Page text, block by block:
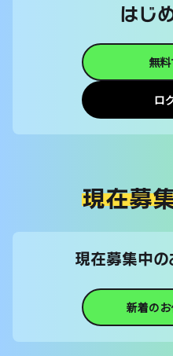
はじ
無
ロ
現在募
現在募集中の
新着の